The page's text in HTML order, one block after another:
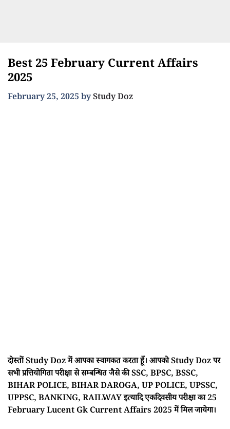
Best 25 February Current Affairs
2025
February 25, 2025 byStudy Doz
दोस्तों Study Doz में आपका स्वागकत करता हूँ। आपको Study Doz पर
सभी प्रत्तियोगिता परीक्षा से सम्बन्धित जैसे की SSC, BPSC, BSSC,
BIHAR POLICE, BIHAR DAROGA, UP POLICE, UPSSC,
UPPSC, BANKING, RAILWAY इत्यादि एकदिवसीय परीक्षा का 25
February Lucent Gk Current Affairs 2025 में मिल जायेगा।